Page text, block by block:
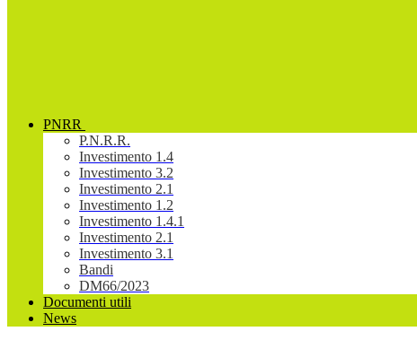
PNRR
P.N.R.R.
Investimento 1.4
Investimento 3.2
Investimento 2.1
Investimento 1.2
Investimento 1.4.1
Investimento 2.1
Investimento 3.1
Bandi
DM66/2023
Documenti utili
News